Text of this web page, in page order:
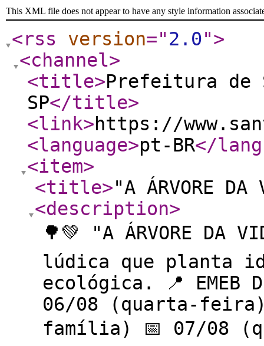
This XML file does not appear to have any style information
<rss version="2.0">
<channel>
<title>Prefeitura de
SP</title>
<link>https://
<language>pt-BR</
<item>
<title>"A ÁRVORE DA
<description>
🌳💚 "A ÁRVORE DA
lúdica que planta
ecológica. 📍 EMEB
06/08 (quarta-
família) 📅 07/08